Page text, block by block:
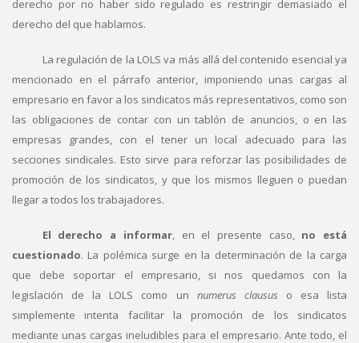
derecho por no haber sido regulado es restringir demasiado el
derecho del que hablamos.
La regulación de la LOLS va más allá del contenido esencial ya
mencionado en el párrafo anterior, imponiendo unas cargas al
empresario en favor a los sindicatos más representativos, como son
las obligaciones de contar con un tablón de anuncios, o en las
empresas grandes, con el tener un local adecuado para las
secciones sindicales. Esto sirve para reforzar las posibilidades de
promoción de los sindicatos, y que los mismos lleguen o puedan
llegar a todos los trabajadores.
El derecho a informar, en el presente caso, no está
cuestionado. La polémica surge en la determinación de la carga
que debe soportar el empresario, si nos quedamos con la
legislación de la LOLS como un numerus clausus o esa lista
simplemente intenta facilitar la promoción de los sindicatos
mediante unas cargas ineludibles para el empresario. Ante todo, el